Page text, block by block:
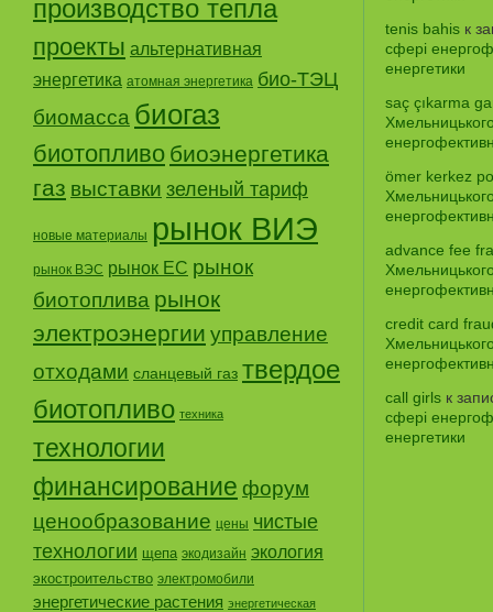
производство тепла
проекты альтернативная
энергетика атомная энергетика био-ТЭЦ
биомасса биогаз
биотопливо биоэнергетика
газ выставки зеленый тариф
новые материалы рынок ВИЭ
рынок ВЭС рынок ЕС рынок
биотоплива рынок
электроэнергии управление
отходами сланцевый газ твердое
биотопливо техника
технологии
финансирование форум
ценообразование цены чистые
технологии щепа экодизайн экология
экостроительство электромобили
энергетические растения энергетическая
tenis bahis к
сфері
енергетики
saç çıkarma
ömer kerkez
advance fee
credit card
call girls к
сфері
енергетики